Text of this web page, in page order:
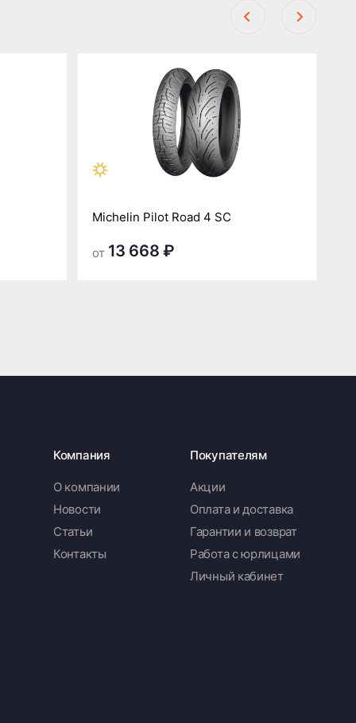
Michelin Pilot Road 4 SC
от 13 668 ₽
Компания
О компании
Новости
Статьи
Контакты
Покупателям
Акции
Оплата и доставка
Гарантии и возврат
Работа с юрлицами
Личный кабинет